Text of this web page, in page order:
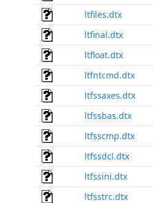
ltfiles.dtx
ltfinal.dtx
ltfloat.dtx
ltfntcmd.dtx
ltfssaxes.dtx
ltfssbas.dtx
ltfsscmp.dtx
ltfssdcl.dtx
ltfssini.dtx
ltfsstrc.dtx